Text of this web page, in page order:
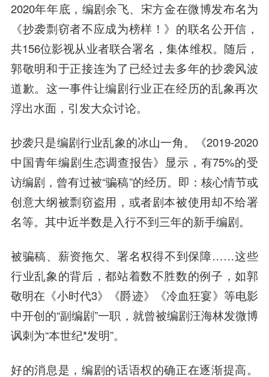
2020年年底，编剧余飞、宋方金在微博发布名为
《抄袭剽窃者不应成为榜样！》的联名公开信，
共156位影视从业者联合署名，集体维权。随后，
郭敬明和于正接连为了已经过去多年的抄袭风波
道歉。这一事件让编剧行业正在经历的乱象再次
浮出水面，引发大众讨论。
抄袭只是编剧行业乱象的冰山一角。《2019-2020
中国青年编剧生态调查报告》显示，有75%的受
访编剧，曾有过被“骗稿”的经历。即：核心情节或
创意大纲被剽窃盗用，或者剧本被使用却不给署
名等。其中近半数是入行不到三年的新手编剧。
被骗稿、薪资拖欠、署名权得不到保障……这些
行业乱象的背后，都站着数不胜数的例子，如郭
敬明在《小时代3》《爵迹》《冷血狂宴》等电影
中开创的“副编剧”一职，就曾被编剧汪海林发微博
讽刺为“本世纪*发明”。
好的消息是，编剧的话语权的确正在逐渐提高。